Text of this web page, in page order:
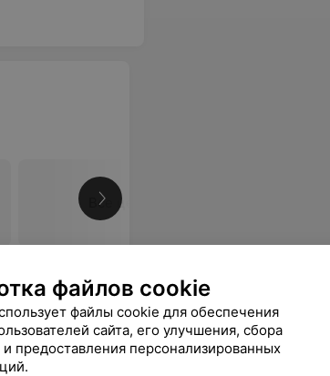
Все цены
врача Садакиева!
файлов cookie
файлы cookie для обеспечения
сайта, его улучшения, сбора
и предоставления персонализированных